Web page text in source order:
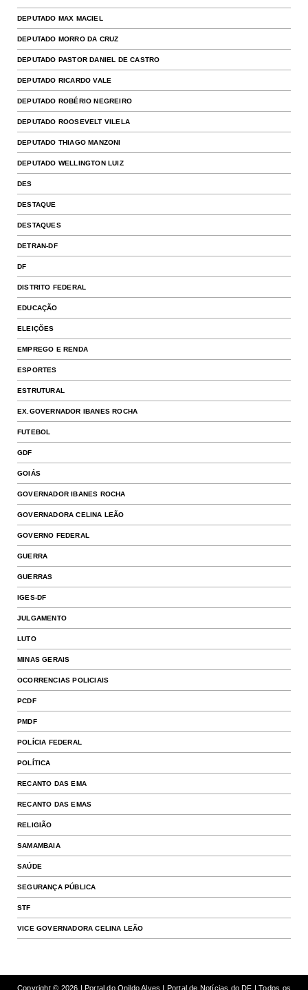
DEPUTADO MAX MACIEL
DEPUTADO MORRO DA CRUZ
DEPUTADO PASTOR DANIEL DE CASTRO
DEPUTADO RICARDO VALE
DEPUTADO ROBÉRIO NEGREIRO
DEPUTADO ROOSEVELT VILELA
DEPUTADO THIAGO MANZONI
DEPUTADO WELLINGTON LUIZ
DES
DESTAQUE
DESTAQUES
DETRAN-DF
DF
DISTRITO FEDERAL
EDUCAÇÃO
ELEIÇÕES
EMPREGO E RENDA
ESPORTES
ESTRUTURAL
EX.GOVERNADOR IBANES ROCHA
FUTEBOL
GDF
GOIÁS
GOVERNADOR IBANES ROCHA
GOVERNADORA CELINA LEÃO
GOVERNO FEDERAL
GUERRA
GUERRAS
IGES-DF
JULGAMENTO
LUTO
MINAS GERAIS
OCORRENCIAS POLICIAIS
PCDF
PMDF
POLÍCIA FEDERAL
POLÍTICA
RECANTO DAS EMA
RECANTO DAS EMAS
RELIGIÃO
SAMAMBAIA
SAÚDE
SEGURANÇA PÚBLICA
STF
VICE GOVERNADORA CELINA LEÃO
Copyright © 2026 | Portal do Onildo Alves | Portal de Notícias do DF | Todos os